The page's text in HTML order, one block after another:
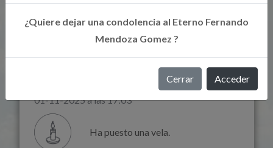
Libro de Eterno
01-11-2025 a las 17:03
Ha puesto una vela.
¿Quiere dejar una condolencia al Eterno Fernando
Mendoza Gomez ?
Cerrar Acceder